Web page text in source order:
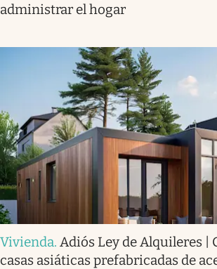
administrar el hogar
Vivienda. Adiós Ley de Alquileres |
casas asiáticas prefabricadas de